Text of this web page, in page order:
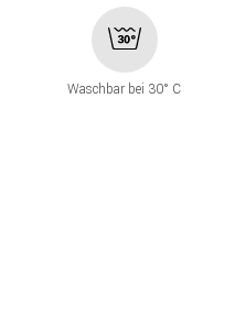
Waschbar bei 30° C